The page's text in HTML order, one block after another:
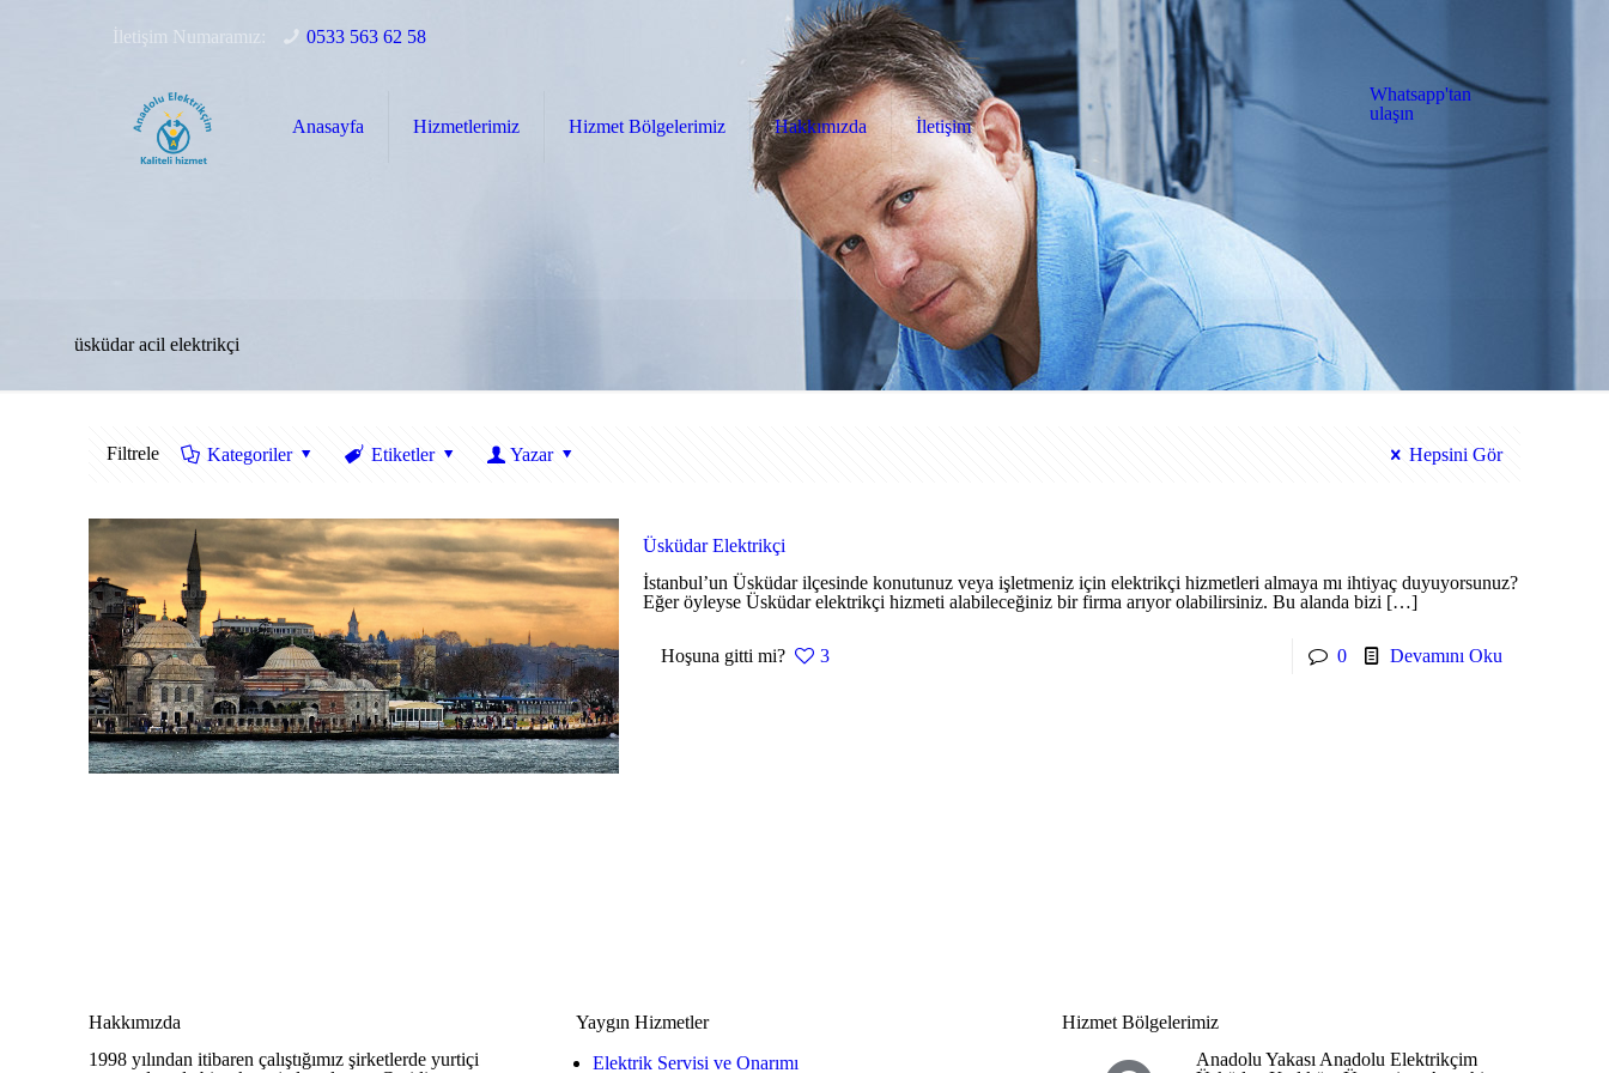
İletişim Numaramız: 0533 563 62 58
Anasayfa Hizmetlerimiz Hizmet Bölgelerimiz Hakkımızda İletişim
Whatsapp'tan
ulaşın
üsküdar acil elektrikçi
Filtrele Kategoriler Etiketler Yazar Hepsini Gör
Üsküdar Elektrikçi
İstanbul’un Üsküdar ilçesinde konutunuz veya işletmeniz için elektrikçi hizmetleri almaya mı ihtiyaç duyuyorsunuz?
Eğer öyleyse Üsküdar elektrikçi hizmeti alabileceğiniz bir firma arıyor olabilirsiniz. Bu alanda bizi […]
Hoşuna gitti mi? 3 0 Devamını Oku
Hakkımızda
1998 yılından itibaren çalıştığımız şirketlerde yurtiçi
Yaygın Hizmetler
Elektrik Servisi ve Onarımı
Hizmet Bölgelerimiz
Anadolu Yakası Anadolu Elektrikçim